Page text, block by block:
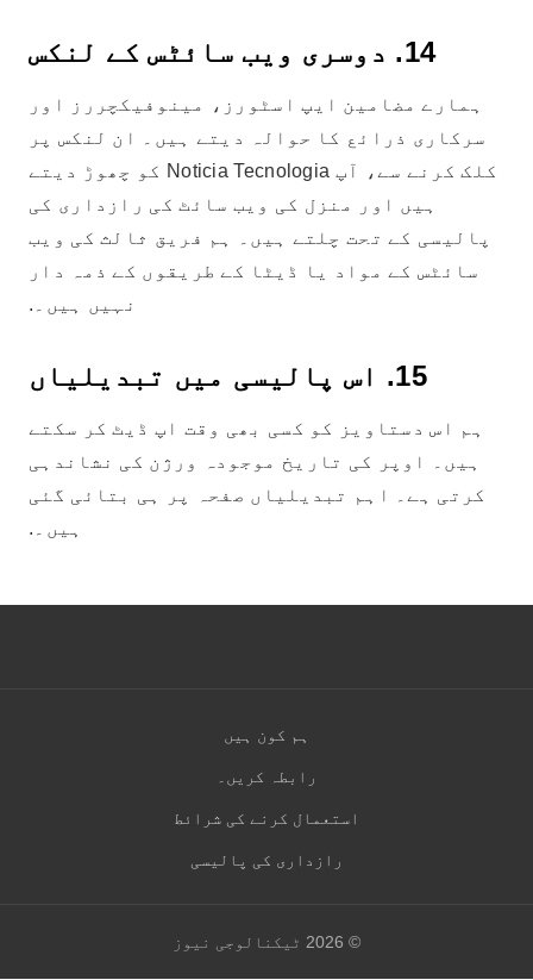
14. دوسری ویب سائٹس کے لنکس
ہمارے مضامین ایپ اسٹورز، مینوفیکچررز اور
سرکاری ذرائع کا حوالہ دیتے ہیں۔ ان لنکس پر
کلک کرنے سے، آپ Noticia Tecnologia کو چھوڑ دیتے
ہیں اور منزل کی ویب سائٹ کی رازداری کی
پالیسی کے تحت چلتے ہیں۔ ہم فریق ثالث کی ویب
سائٹس کے مواد یا ڈیٹا کے طریقوں کے ذمہ دار
نہیں ہیں۔.
15. اس پالیسی میں تبدیلیاں
ہم اس دستاویز کو کسی بھی وقت اپ ڈیٹ کر سکتے
ہیں۔ اوپر کی تاریخ موجودہ ورژن کی نشاندہی
کرتی ہے۔ اہم تبدیلیاں صفحہ پر ہی بتائی گئی
ہیں۔.
ہم کون ہیں
رابطہ کریں۔
استعمال کرنے کی شرائط
رازداری کی پالیسی
© 2026 ٹیکنالوجی نیوز